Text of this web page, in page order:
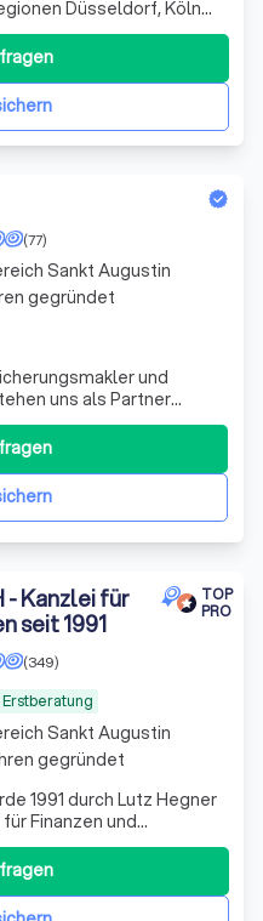
Düsseldorf, Köln
Mein Fokus liegt auf der
und
mich steht die
vor allem unabhäng
(77)
und
Themen Versicherung,
beratend zur Seite zu
Sankt Augustin
gegründet
- Kanzlei für
seit 1991
TOP
PRO
(349)
1991 durch Lutz Hegner
Finanzen und
uns auf
Fällen spezialisiert.
tun, die häufig bei Ihrer
erhalten.
Sankt Augustin
gegründet